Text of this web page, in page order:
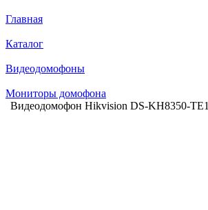
Главная
Каталог
Видеодомофоны
Мониторы домофона
Видеодомофон Hikvision DS-KH8350-TE1